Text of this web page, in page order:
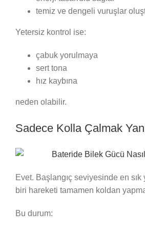
temiz ve dengeli vuruşlar
Yetersiz kontrol ise:
çabuk yorulmaya
sert tona
hız kaybına
neden olabilir.
Sadece Kolla Çalmak
Evet. Başlangıç seviyesinde en sık
biri hareketi tamamen koldan
Bu durum: